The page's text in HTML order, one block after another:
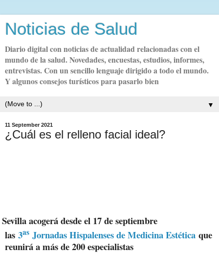
Noticias de Salud
Diario digital con noticias de actualidad relacionadas con el
mundo de la salud. Novedades, encuestas, estudios, informes,
entrevistas. Con un sencillo lenguaje dirigido a todo el mundo.
Y algunos consejos turísticos para pasarlo bien
▼
11 September 2021
¿Cuál es el relleno facial ideal?
Sevilla acogerá desde el 17 de septiembre
las 3as Jornadas Hispalenses de Medicina Estética que
reunirá a más de 200 especialistas